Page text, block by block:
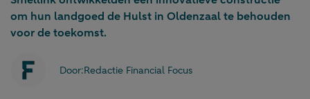
om hun landgoed de Hulst in Oldenzaal te behouden
voor de toekomst.
Door:Redactie Financial Focus